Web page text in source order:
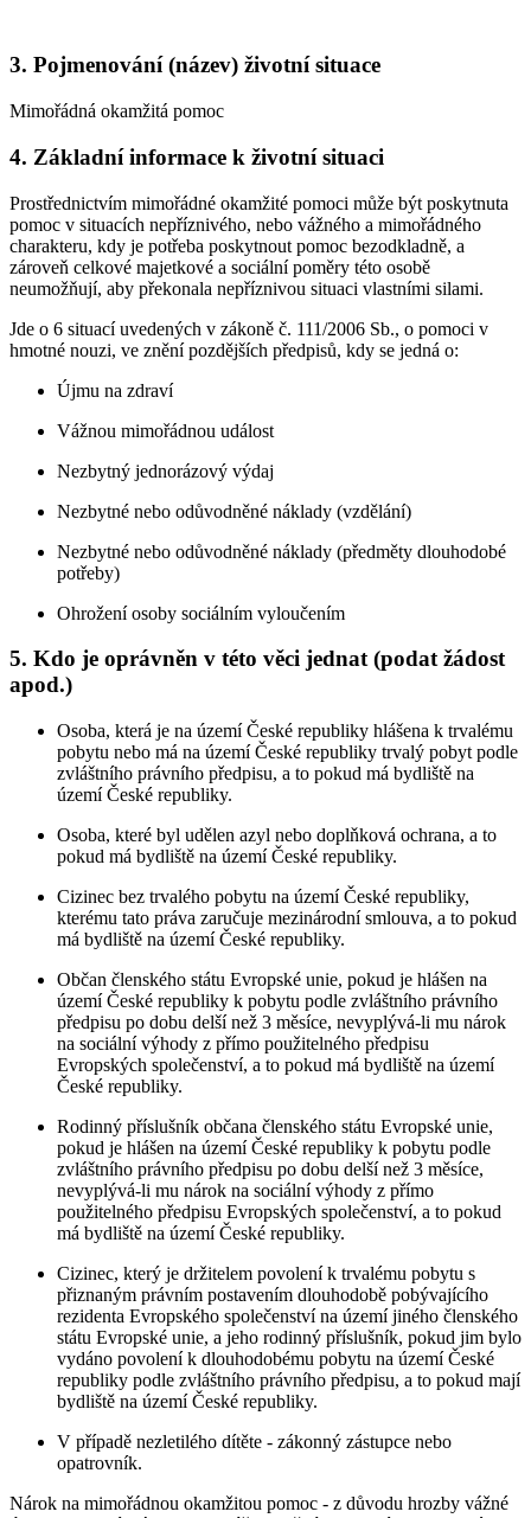
3. Pojmenování (název) životní situace
Mimořádná okamžitá pomoc
4. Základní informace k životní situaci
Prostřednictvím mimořádné okamžité pomoci může být poskytnuta
pomoc v situacích nepříznivého, nebo vážného a mimořádného
charakteru, kdy je potřeba poskytnout pomoc bezodkladně, a
zároveň celkové majetkové a sociální poměry této osobě
neumožňují, aby překonala nepříznivou situaci vlastními silami.
Jde o 6 situací uvedených v zákoně č. 111/2006 Sb., o pomoci v
hmotné nouzi, ve znění pozdějších předpisů, kdy se jedná o:
Újmu na zdraví
Vážnou mimořádnou událost
Nezbytný jednorázový výdaj
Nezbytné nebo odůvodněné náklady (vzdělání)
Nezbytné nebo odůvodněné náklady (předměty dlouhodobé
potřeby)
Ohrožení osoby sociálním vyloučením
5. Kdo je oprávněn v této věci jednat (podat žádost
apod.)
Osoba, která je na území České republiky hlášena k trvalému
pobytu nebo má na území České republiky trvalý pobyt podle
zvláštního právního předpisu, a to pokud má bydliště na
území České republiky.
Osoba, které byl udělen azyl nebo doplňková ochrana, a to
pokud má bydliště na území České republiky.
Cizinec bez trvalého pobytu na území České republiky,
kterému tato práva zaručuje mezinárodní smlouva, a to pokud
má bydliště na území České republiky.
Občan členského státu Evropské unie, pokud je hlášen na
území České republiky k pobytu podle zvláštního právního
předpisu po dobu delší než 3 měsíce, nevyplývá-li mu nárok
na sociální výhody z přímo použitelného předpisu
Evropských společenství, a to pokud má bydliště na území
České republiky.
Rodinný příslušník občana členského státu Evropské unie,
pokud je hlášen na území České republiky k pobytu podle
zvláštního právního předpisu po dobu delší než 3 měsíce,
nevyplývá-li mu nárok na sociální výhody z přímo
použitelného předpisu Evropských společenství, a to pokud
má bydliště na území České republiky.
Cizinec, který je držitelem povolení k trvalému pobytu s
přiznaným právním postavením dlouhodobě pobývajícího
rezidenta Evropského společenství na území jiného členského
státu Evropské unie, a jeho rodinný příslušník, pokud jim bylo
vydáno povolení k dlouhodobému pobytu na území České
republiky podle zvláštního právního předpisu, a to pokud mají
bydliště na území České republiky.
V případě nezletilého dítěte - zákonný zástupce nebo
opatrovník.
Nárok na mimořádnou okamžitou pomoc - z důvodu hrozby vážné